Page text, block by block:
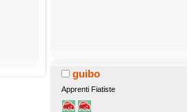
guibo
Apprenti Fiatiste